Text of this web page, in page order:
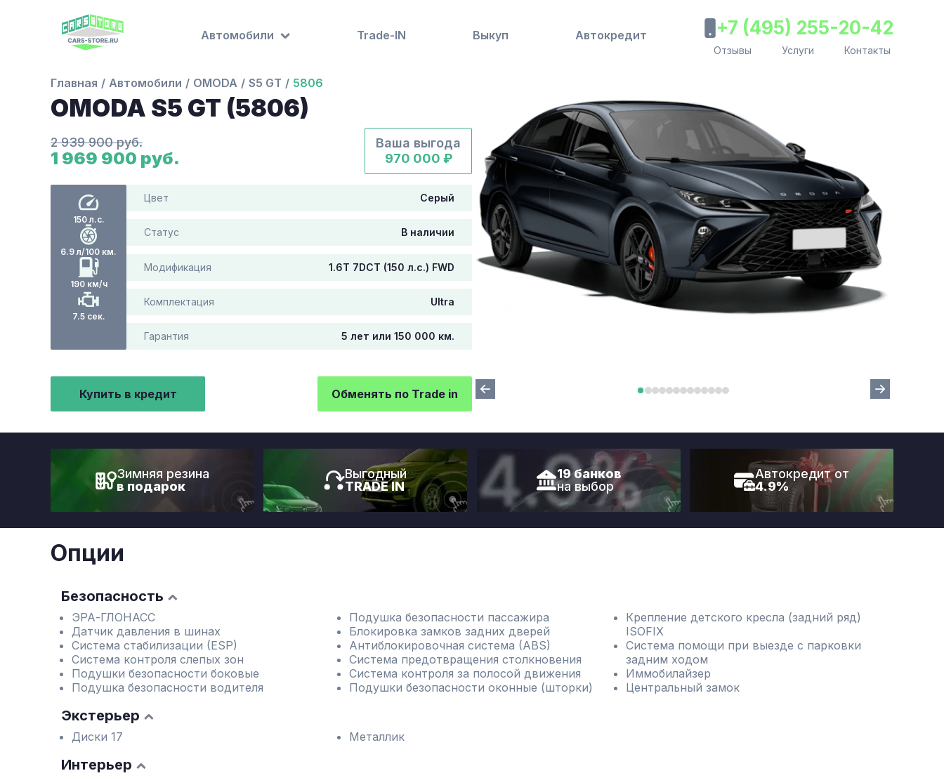
Автомобили Trade-IN Выкуп Автокредит +7 (495) 255-20-42
Отзывы Услуги Контакты
Главная Автомобили OMODA S5 GT 5806
OMODA S5 GT (5806)
2 939 900 руб.
1 969 900 руб.
Ваша выгода
970 000 ₽
150 л.с.
6.9 л/100 км.
190 км/ч
7.5 сек.
Цвет Серый
Статус В наличии
Модификация 1.6T 7DCT (150 л.с.) FWD
Комплектация Ultra
Гарантия 5 лет или 150 000 км.
Купить в кредит Обменять по Trade in
Зимняя резина
в подарок
Выгодный
TRADE IN
19 банков
на выбор
Автокредит от
4.9%
Опции
Безопасность
ЭРА-ГЛОНАСС
Датчик давления в шинах
Система стабилизации (ESP)
Система контроля слепых зон
Подушки безопасности боковые
Подушка безопасности водителя
Подушка безопасности пассажира
Блокировка замков задних дверей
Антиблокировочная система (ABS)
Система предотвращения столкновения
Система контроля за полосой движения
Подушки безопасности оконные (шторки)
Крепление детского кресла (задний ряд)
ISOFIX
Система помощи при выезде с парковки
задним ходом
Иммобилайзер
Центральный замок
Экстерьер
Диски 17 Металлик
Интерьер